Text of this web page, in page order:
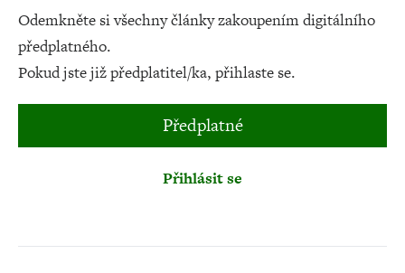
Odemkněte si všechny články zakoupením digitálního
předplatného.
Pokud jste již předplatitel/ka, přihlaste se.
Předplatné
Přihlásit se